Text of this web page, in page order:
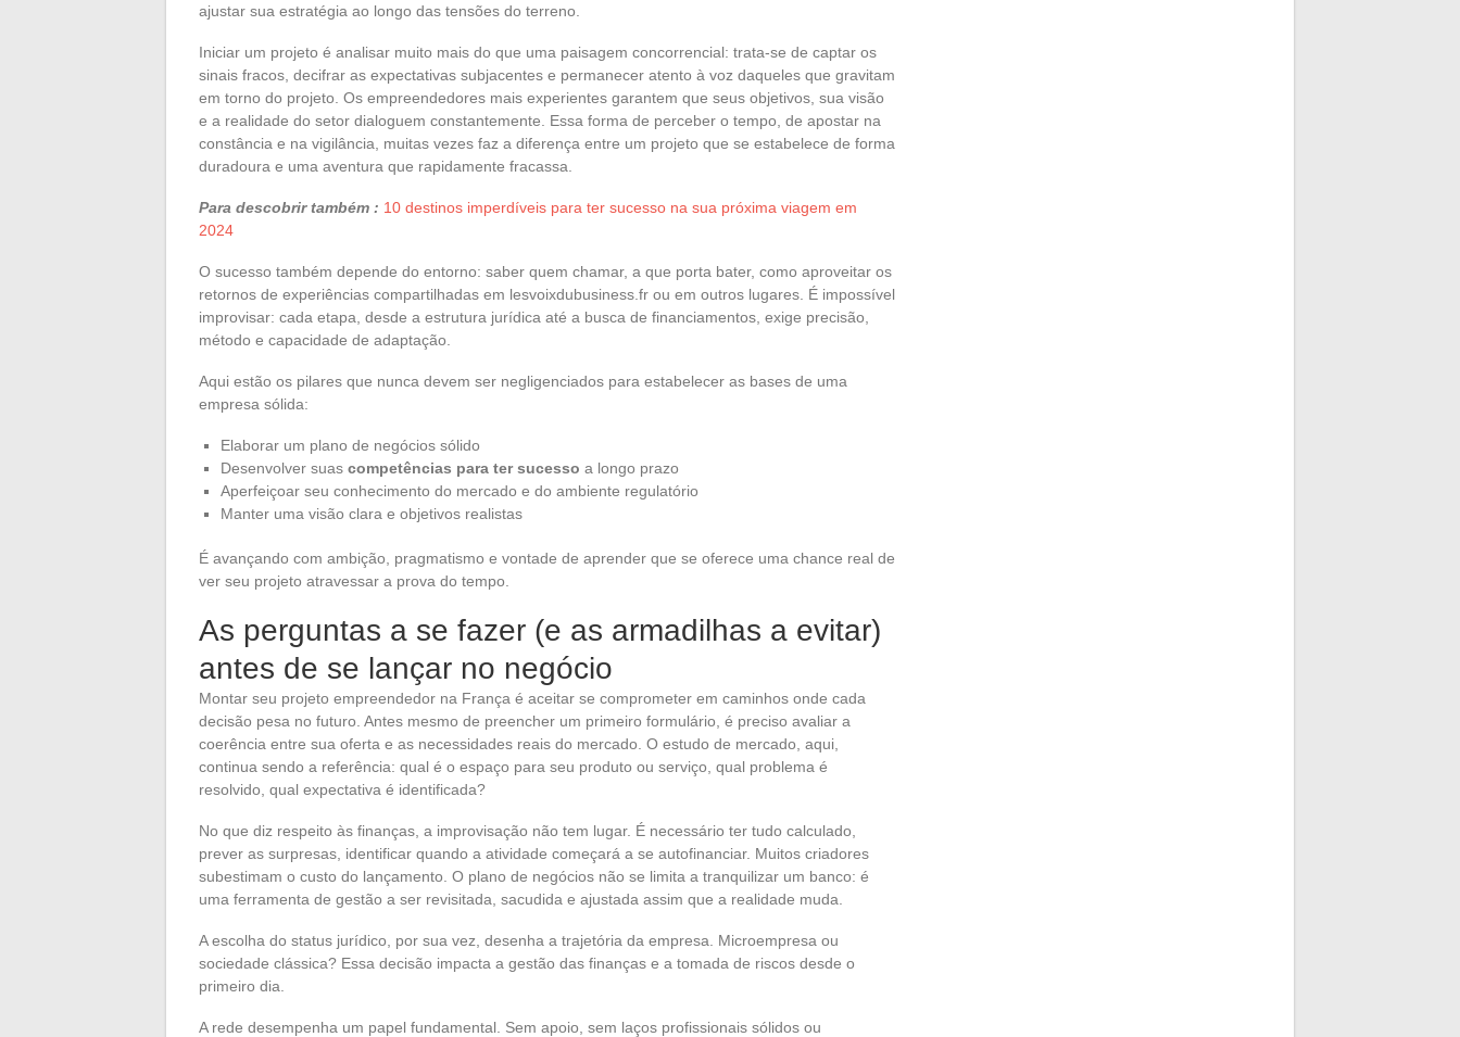
ajustar sua estratégia ao longo das tensões do terreno.
Iniciar um projeto é analisar muito mais do que uma paisagem concorrencial: trata-se de captar os
sinais fracos, decifrar as expectativas subjacentes e permanecer atento à voz daqueles que gravitam
em torno do projeto. Os empreendedores mais experientes garantem que seus objetivos, sua visão
e a realidade do setor dialoguem constantemente. Essa forma de perceber o tempo, de apostar na
constância e na vigilância, muitas vezes faz a diferença entre um projeto que se estabelece de forma
duradoura e uma aventura que rapidamente fracassa.
Para descobrir também : 10 destinos imperdíveis para ter sucesso na sua próxima viagem em
2024
O sucesso também depende do entorno: saber quem chamar, a que porta bater, como aproveitar os
retornos de experiências compartilhadas em lesvoixdubusiness.fr ou em outros lugares. É impossível
improvisar: cada etapa, desde a estrutura jurídica até a busca de financiamentos, exige precisão,
método e capacidade de adaptação.
Aqui estão os pilares que nunca devem ser negligenciados para estabelecer as bases de uma
empresa sólida:
Elaborar um plano de negócios sólido
Desenvolver suas competências para ter sucesso a longo prazo
Aperfeiçoar seu conhecimento do mercado e do ambiente regulatório
Manter uma visão clara e objetivos realistas
É avançando com ambição, pragmatismo e vontade de aprender que se oferece uma chance real de
ver seu projeto atravessar a prova do tempo.
As perguntas a se fazer (e as armadilhas a evitar)
antes de se lançar no negócio
Montar seu projeto empreendedor na França é aceitar se comprometer em caminhos onde cada
decisão pesa no futuro. Antes mesmo de preencher um primeiro formulário, é preciso avaliar a
coerência entre sua oferta e as necessidades reais do mercado. O estudo de mercado, aqui,
continua sendo a referência: qual é o espaço para seu produto ou serviço, qual problema é
resolvido, qual expectativa é identificada?
No que diz respeito às finanças, a improvisação não tem lugar. É necessário ter tudo calculado,
prever as surpresas, identificar quando a atividade começará a se autofinanciar. Muitos criadores
subestimam o custo do lançamento. O plano de negócios não se limita a tranquilizar um banco: é
uma ferramenta de gestão a ser revisitada, sacudida e ajustada assim que a realidade muda.
A escolha do status jurídico, por sua vez, desenha a trajetória da empresa. Microempresa ou
sociedade clássica? Essa decisão impacta a gestão das finanças e a tomada de riscos desde o
primeiro dia.
A rede desempenha um papel fundamental. Sem apoio, sem laços profissionais sólidos ou